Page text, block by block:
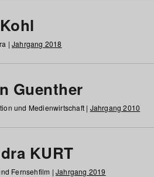
| Jahrgang 2018
Guenther
und Medienwirtschaft | Jahrgang 2010
KURT
Fernsehfilm | Jahrgang 2019